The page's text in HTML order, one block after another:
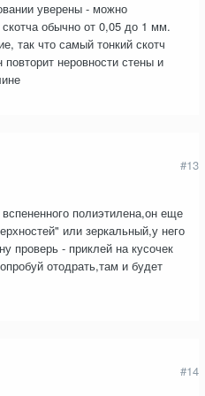
уверены - можно
обычно от 0,05 до 1 мм.
так что самый тонкий скотч
неровности стены и
#13
полиэтилена,он еще
или зеркальный,у него
проверь - приклей на кусочек
отодрать,там и будет
#14